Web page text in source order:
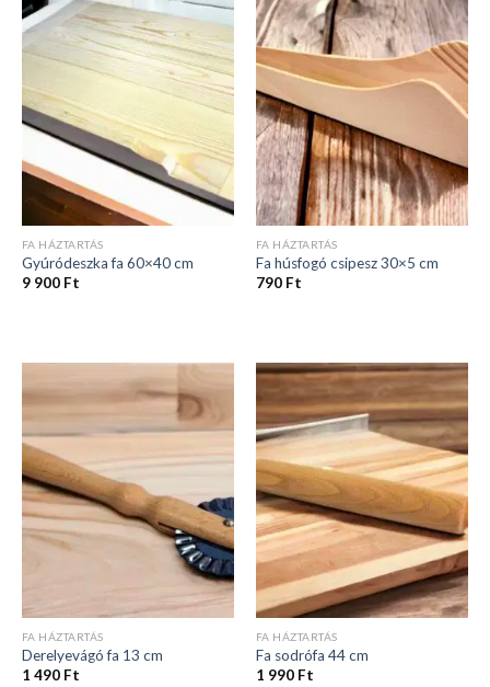
FA HÁZTARTÁS
Gyúródeszka fa 60×40 cm
9 900 Ft
FA HÁZTARTÁS
Fa húsfogó csipesz 30×5 cm
790 Ft
FA HÁZTARTÁS
Derelyevágó fa 13 cm
1 490 Ft
FA HÁZTARTÁS
Fa sodrófa 44 cm
1 990 Ft